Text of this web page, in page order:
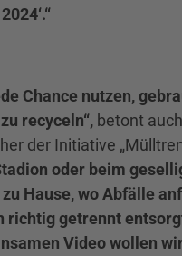
Chance nutzen,
recyceln“, betont
der Initiative
oder beim
Hause, wo Abfälle
richtig getrennt
Video wollen